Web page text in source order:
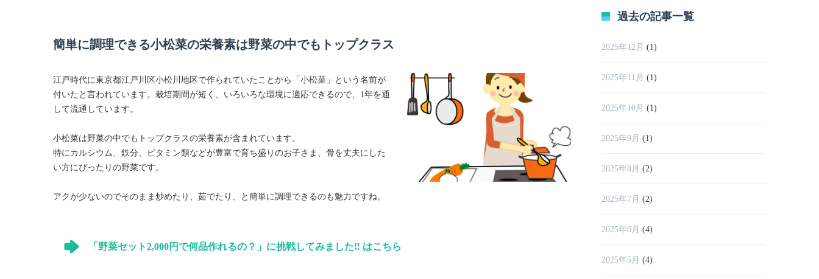
簡単に調理できる小松菜の栄養素は野菜の中でもトップクラス
江戸時代に東京都江戸川区小松川地区で作られていたことから「小松菜」という名前が
付いたと言われています。栽培期間が短く、いろいろな環境に適応できるので、1年を通
して流通しています。
小松菜は野菜の中でもトップクラスの栄養素が含まれています。
特にカルシウム、鉄分、ビタミン類などが豊富で育ち盛りのお子さま、骨を丈夫にした
い方にぴったりの野菜です。
アクが少ないのでそのまま炒めたり、茹でたり、と簡単に調理できるのも魅力ですね。
「野菜セット2,000円で何品作れるの？」に挑戦してみました‼ はこちら
過去の記事一覧
2025年12月 (1)
2025年11月 (1)
2025年10月 (1)
2025年9月 (1)
2025年8月 (2)
2025年7月 (2)
2025年6月 (4)
2025年5月 (4)